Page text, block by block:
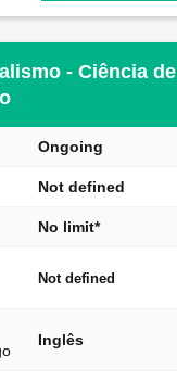
- Ciência de
Ongoing
Not defined
No limit*
Not defined
Inglês